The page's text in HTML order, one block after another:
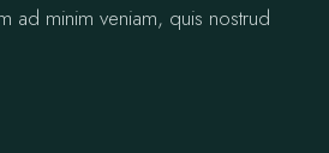
ad minim veniam, quis nostrud